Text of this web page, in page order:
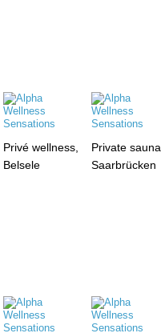
Privé wellness,
Belsele
Private sauna,
Saarbrücken